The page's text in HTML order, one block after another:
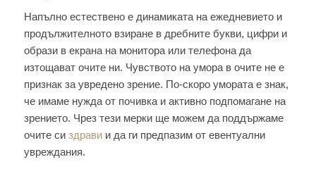
Напълно естествено е динамиката на ежедневието и
продължителното взиране в дребните букви, цифри и
образи в екрана на монитора или телефона да
изтощават очите ни. Чувството на умора в очите не е
признак за увредено зрение. По-скоро умората е знак,
че имаме нужда от почивка и активно подпомагане на
зрението. Чрез тези мерки ще можем да поддържаме
очите си здравии да ги предпазим от евентуални
увреждания.